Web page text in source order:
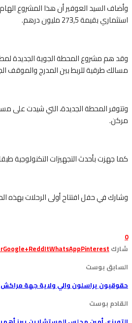
وأضاف السيد العوفير أن هذا المشروع
استثماري بقيمة 273,5 مليون درهم.
مسالك طرقية للربط بين المدرج والموقف
مركن.
كما جهزت بأحدث التجهيزات التكنولوجية
وشارك في حفل افتتاح أولى الرحلات بهذه
0
شارك
Google+ReddItWhatsAppPinterest
السابق بوست
حقوقيون يراسلون والي ولاية جهة
القادم بوست